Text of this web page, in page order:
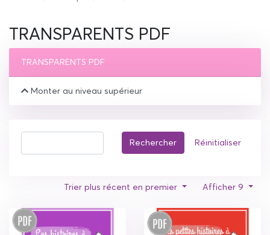
TRANSPARENTS PDF
TRANSPARENTS PDF
Monter au niveau supérieur
Rechercher Réinitialiser
Afficher 9
Trier plus récent en premier